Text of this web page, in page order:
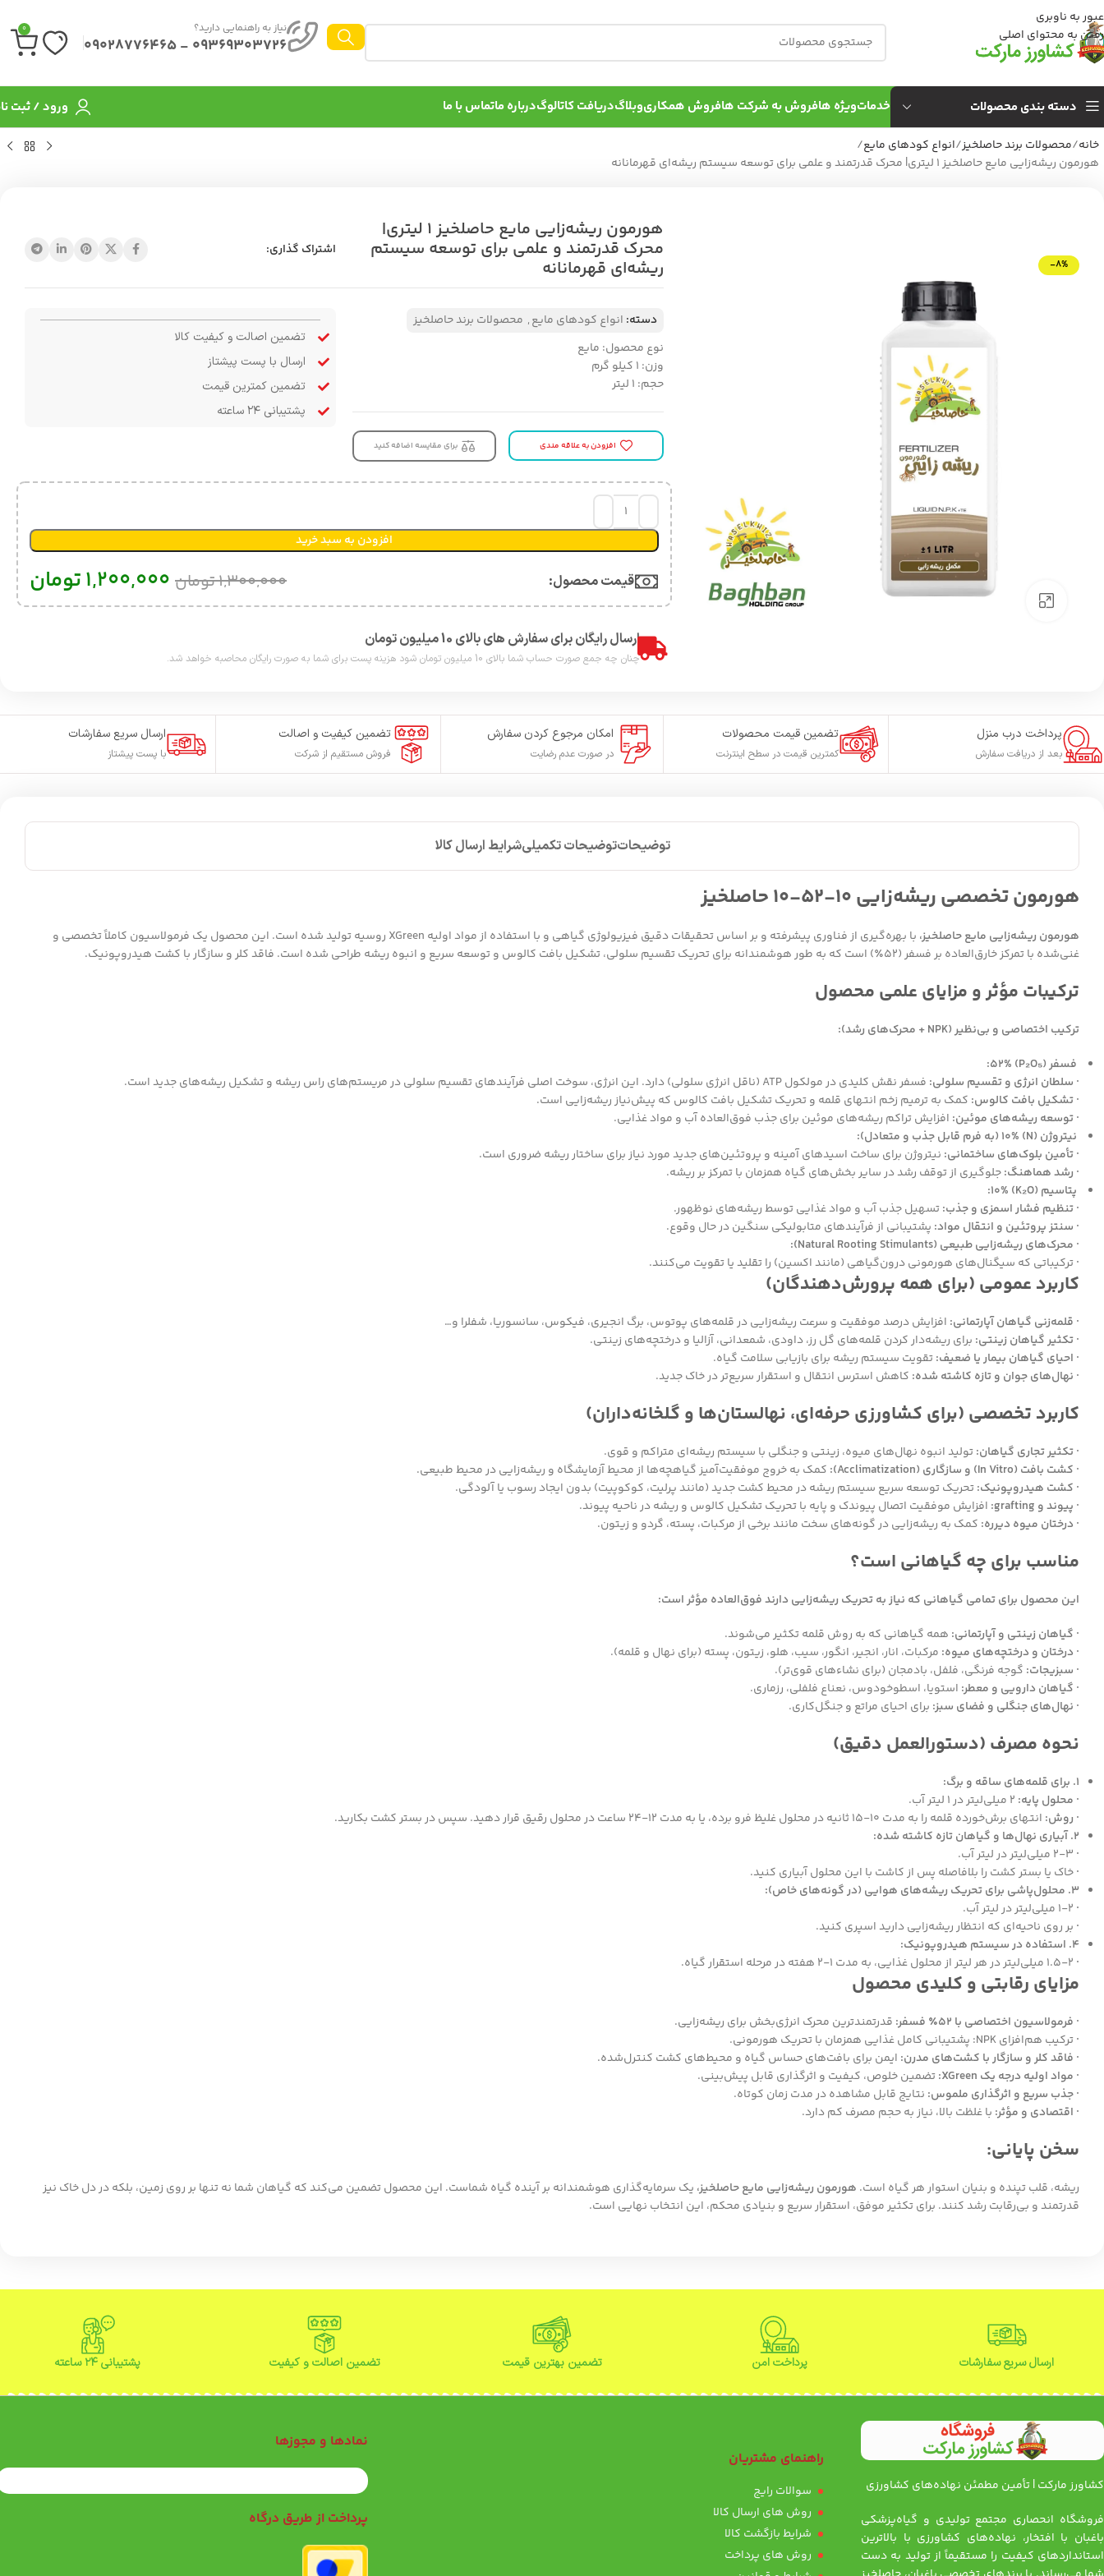
عبور به ناوبری
رفتن به محتوای اصلی
نیاز به راهنمایی دارید؟
09369303726 - 09028776465
0
دسته بندی محصولات خدماتویژه هافروش به شركت هافروش همکاریوبلاگدریافت کاتالوگدرباره ماتماس با ما ورود / ثبت
خانه محصولات برند حاصلخیز انواع کودهای مایع
هورمون ریشه‌زایی مایع حاصلخیز 1 لیتری| محرک قدرتمند و علمی برای توسعه سیستم ریشه‌ای قهرمانانه
-8%
بزرگنمایی تصویر
هورمون ریشه‌زایی مایع حاصلخیز 1 لیتری|
محرک قدرتمند و علمی برای توسعه سیستم
ریشه‌ای قهرمانانه
اشتراک گذاری:
دسته: انواع کودهای مایع, محصولات برند حاصلخیز
نوع محصول: مایع
وزن: ۱ کیلو گرم
حجم: ۱ لیتر
افزودن به علاقه مندی برای مقایسه اضافه کنید
تضمین اصالت و کیفیت کالا
ارسال با پست پیشتاز
تضمین کمترین قیمت
پشتیبانی ۲۴ ساعته
افزودن به سبد خرید
قیمت محصول:​ 1,300,000تومان 1,200,000تومان
ارسال رایگان برای سفارش های بالای 10 میلیون تومان
چنان چه جمع صورت حساب شما بالای 10 میلیون تومان شود هزینه پست برای شما به صورت رایگان محاصبه خواهد شد.
پرداخت درب منزل
بعد از دریافت سفارش
تضمین قیمت محصولات
کمترین قیمت در سطح اینترنت
امکان مرجوع کردن سفارش
در صورت عدم رضایت
تضمین کیفیت و اصالت
فروش مستقیم از شرکت
ارسال سریع سفارشات
با پست پیشتاز
توضیحاتتوضیحات تکمیلیشرایط ارسال کالا
هورمون تخصصی ریشه‌زایی ۱۰-۵۲-۱۰ حاصلخیز
هورمون ریشه‌زایی مایع حاصلخیز،
با بهره‌گیری از فناوری پیشرفته و بر اساس تحقیقات دقیق فیزیولوژی گیاهی و با استفاده از مواد اولیه XGreen روسیه تولید شده است. این محصول یک فرمولاسیون کاملاً تخصصی و
غنی‌شده با تمرکز خارق‌العاده بر فسفر (۵۲٪) است که به طور هوشمندانه برای تحریک تقسیم سلولی، تشکیل بافت کالوس و توسعه سریع و انبوه ریشه طراحی شده است. فاقد کلر و سازگار با کشت هیدروپونیک.
ترکیبات مؤثر و مزایای علمی محصول
ترکیب اختصاصی و بی‌نظیر (NPK + محرک‌های رشد):
فسفر (P₂O₅) 52%:
· سلطان انرژی و تقسیم سلولی: فسفر نقش کلیدی در مولکول ATP (ناقل انرژی سلولی) دارد. این انرژی، سوخت اصلی فرآیندهای تقسیم سلولی در مریستم‌های راس ریشه و تشکیل ریشه‌های جدید است.
· تشکیل بافت کالوس: کمک به ترمیم زخم انتهای قلمه و تحریک تشکیل بافت کالوس که پیش‌نیاز ریشه‌زایی است.
· توسعه ریشه‌های موئین: افزایش تراکم ریشه‌های موئین برای جذب فوق‌العاده آب و مواد غذایی.
نیتروژن (N) 10% (به فرم قابل جذب و متعادل):
· تأمین بلوک‌های ساختمانی: نیتروژن برای ساخت اسیدهای آمینه و پروتئین‌های جدید مورد نیاز برای ساختار ریشه ضروری است.
· رشد هماهنگ:جلوگیری از توقف رشد در سایر بخش‌های گیاه همزمان با تمرکز بر ریشه.
پتاسیم (K₂O) 10%:
· تنظیم فشار اسمزی و جذب:تسهیل جذب آب و مواد غذایی توسط ریشه‌های نوظهور.
· سنتز پروتئین و انتقال مواد: پشتیبانی از فرآیندهای متابولیکی سنگین در حال وقوع.
· محرک‌های ریشه‌زایی طبیعی (Natural Rooting Stimulants):
·ترکیباتی که سیگنال‌های هورمونی درون‌گیاهی (مانند اکسین) را تقلید یا تقویت می‌کنند.
کاربرد عمومی (برای همه پرورش‌دهندگان)
· قلمه‌زنی گیاهان آپارتمانی: افزایش درصد موفقیت و سرعت ریشه‌زایی در قلمه‌های پوتوس، برگ انجیری، فیکوس، سانسوریا، شفلرا و…
· تکثیر گیاهان زینتی: برای ریشه‌دار کردن قلمه‌های گل رز، داودی، شمعدانی، آزالیا و درختچه‌های زینتی.
· احیای گیاهان بیمار یا ضعیف:تقویت سیستم ریشه برای بازیابی سلامت گیاه.
· نهال‌های جوان و تازه کاشته شده: کاهش استرس انتقال و استقرار سریع‌تر در خاک جدید.
کاربرد تخصصی (برای کشاورزی حرفه‌ای، نهالستان‌ها و گلخانه‌داران)
· تکثیر تجاری گیاهان:تولید انبوه نهال‌های میوه، زینتی و جنگلی با سیستم ریشه‌ای متراکم و قوی.
· کشت بافت (In Vitro) و سازگاری (Acclimatization):
کمک به خروج موفقیت‌آمیز گیاهچه‌ها از محیط آزمایشگاه و ریشه‌زایی در محیط طبیعی.
· کشت هیدروپونیک:تحریک توسعه سریع سیستم ریشه در محیط کشت جدید (مانند پرلیت، کوکوپیت) بدون ایجاد رسوب یا آلودگی.
· پیوند و grafting:
افزایش موفقیت اتصال پیوندک و پایه با تحریک تشکیل کالوس و ریشه در ناحیه پیوند.
· درختان میوه دیرره: کمک به ریشه‌زایی در گونه‌های سخت مانند برخی از مرکبات، پسته، گردو و زیتون.
مناسب برای چه گیاهانی است؟
این محصول برای تمامی گیاهانی که نیاز به تحریک ریشه‌زایی دارند فوق‌العاده مؤثر است:
· گیاهان زینتی و آپارتمانی: همه گیاهانی که به روش قلمه تکثیر می‌شوند.
· درختان و درختچه‌های میوه: مرکبات، انار، انجیر، انگور، سیب، هلو، زیتون، پسته (برای نهال و قلمه).
· سبزیجات: گوجه فرنگی، فلفل، بادمجان (برای نشاءهای قوی‌تر).
· گیاهان دارویی و معطر: استویا، اسطوخودوس، نعناع فلفلی، رزماری.
· نهال‌های جنگلی و فضای سبز: برای احیای مراتع و جنگل‌کاری.
نحوه مصرف (دستورالعمل دقیق)
1. برای قلمه‌های ساقه و برگ:
· محلول پایه:
· روش: انتهای برش‌خورده قلمه را به مدت ۱۰-۱۵ ثانیه در محلول غلیظ فرو برده، یا به مدت ۱۲-۲۴ ساعت در محلول رقیق قرار دهید. سپس در بستر کشت بکارید.
2. آبیاری نهال‌ها و گیاهان تازه کاشته شده:
·
·خاک یا بستر کشت را بلافاصله پس از کاشت با این محلول آبیاری کنید.
3. محلول‌پاشی برای تحریک ریشه‌های هوایی (در گونه‌های خاص):
·
· بر روی ناحیه‌ای که انتظار ریشه‌زایی دارید اسپری کنید.
4. استفاده در سیستم هیدروپونیک:
·
مزایای رقابتی و کلیدی محصول
· فرمولاسیون اختصاصی با ۵۲٪ فسفر:
قدرتمندترین محرک انرژی‌بخش برای ریشه‌زایی.
·ترکیب هم‌افزای NPK: پشتیبانی کامل غذایی همزمان با تحریک هورمونی.
· فاقد کلر و سازگار با کشت‌های مدرن: ایمن برای بافت‌های حساس گیاه و محیط‌های کشت کنترل‌شده.
· مواد اولیه درجه یک XGreen:
تضمین خلوص، کیفیت و اثرگذاری قابل پیش‌بینی.
· جذب سریع و اثرگذاری ملموس: نتایج قابل مشاهده در مدت زمان کوتاه.
· اقتصادی و مؤثر: با غلظت بالا، نیاز به حجم مصرف کم دارد.
سخن پایانی:
ریشه، قلب تپنده و بنیان استوار هر گیاه است. هورمون ریشه‌زایی مایع حاصلخیز، یک سرمایه‌گذاری هوشمندانه بر آینده گیاه شماست. این محصول تضمین می‌کند که گیاهان شما نه تنها بر روی زمین، بلکه در دل خاک نیز
قدرتمند و بی‌رقابت رشد کنند. برای تکثیر موفق، استقرار سریع و بنیادی محکم، این انتخاب نهایی است.
ارسال سریع سفارشات پرداخت امن تضمین بهترین قیمت تضمین اصالت و کیفیت پشتیبانی ۲۴ ساعته
کشاورز مارکت | تأمین مطمئن نهاده‌های کشاورزی
فروشگاه انحصاری مجتمع تولیدی و گیاه‌پزشکی
باغبان با افتخار، نهاده‌های کشاورزی با بالاترین
استانداردهای کیفیت را مستقیماً از تولید به دست
راهنمای مشتریان
سوالات رایج
روش های ارسال کالا
شرایط بازگشت کالا
روش های پرداخت
نمادها و مجوزها
پرداخت از طریق درگاه